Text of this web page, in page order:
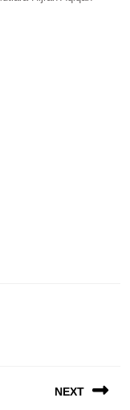
NEXT